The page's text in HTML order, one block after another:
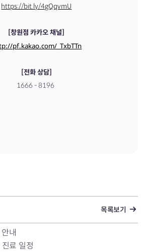
https://bit.ly/4gQqvmU
[창원점 카카오 채널]
pf.kakao.com/_TxbTTn
[전화 상담]
​1666 - 8196
목록보기
내
료 일정